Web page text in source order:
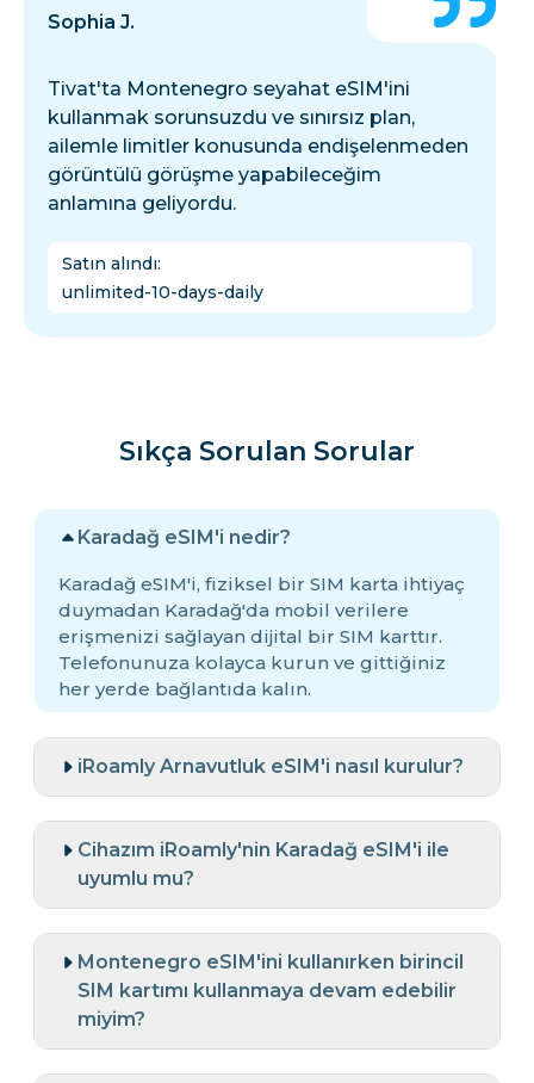
Sophia J.
Tivat'ta Montenegro seyahat eSIM'ini
kullanmak sorunsuzdu ve sınırsız plan,
ailemle limitler konusunda endişelenmeden
görüntülü görüşme yapabileceğim
anlamına geliyordu.
Satın alındı:
unlimited-10-days-daily
Sıkça Sorulan Sorular
Karadağ eSIM'i nedir?
Karadağ eSIM'i, fiziksel bir SIM karta ihtiyaç
duymadan Karadağ'da mobil verilere
erişmenizi sağlayan dijital bir SIM karttır.
Telefonunuza kolayca kurun ve gittiğiniz
her yerde bağlantıda kalın.
iRoamly Arnavutluk eSIM'i nasıl kurulur?
Cihazım iRoamly'nin Karadağ eSIM'i ile
uyumlu mu?
Montenegro eSIM'ini kullanırken birincil
SIM kartımı kullanmaya devam edebilir
miyim?